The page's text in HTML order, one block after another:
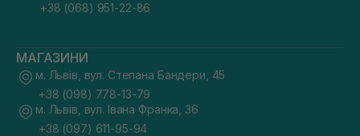
+38 (068) 951-22-86
МАГАЗИНИ
м. Львів, вул. Степана Бандери, 45
+38 (098) 778-13-79
м. Львів, вул. Івана Франка, 36
+38 (097) 611-95-94